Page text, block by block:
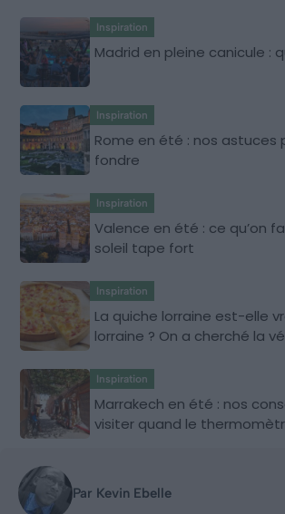
Inspiration
Madrid en pleine canicule :
Inspiration
Rome en été : nos astuces
fondre
Inspiration
Valence en été : ce qu’on
soleil tape fort
Inspiration
La quiche lorraine est-elle
lorraine ? On a cherché la
Inspiration
Marrakech en été : nos
visiter quand le
Par Kevin Ebelle